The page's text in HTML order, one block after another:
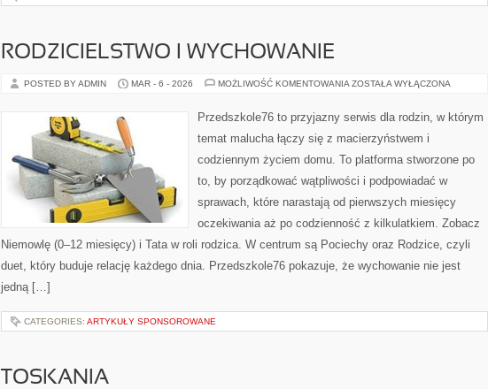
RODZICIELSTWO I WYCHOWANIE
POSTED BY ADMIN MAR - 6 - 2026 MOŻLIWOŚĆ KOMENTOWANIA RODZICIELSTWO
ZOSTAŁA WYŁĄCZONA
Przedszkole76 to przyjazny serwis dla rodzin, w którym
temat malucha łączy się z macierzyństwem i
codziennym życiem domu. To platforma stworzone po
to, by porządkować wątpliwości i podpowiadać w
sprawach, które narastają od pierwszych miesięcy
oczekiwania aż po codzienność z kilkulatkiem. Zobacz
Niemowlę (0–12 miesięcy) i Tata w roli rodzica. W centrum są Pociechy oraz Rodzice, czyli
duet, który buduje relację każdego dnia. Przedszkole76 pokazuje, że wychowanie nie jest
jedną […]
CATEGORIES: ARTYKUŁY SPONSOROWANE
TOSKANIA